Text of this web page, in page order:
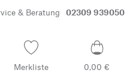
& Beratung 02309 939050
Merkliste 0,00 €